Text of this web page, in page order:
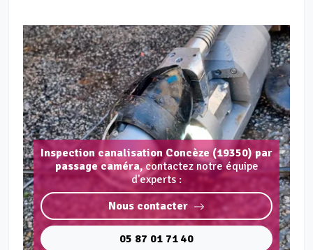
Inspection canalisation Concèze (19350) par
passage caméra,contactez notre équipe
d'experts :
Nous contacter
05 87 01 71 40